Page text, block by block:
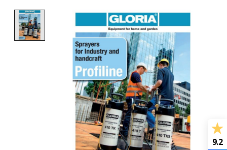
Product image slideshow Items
9.2